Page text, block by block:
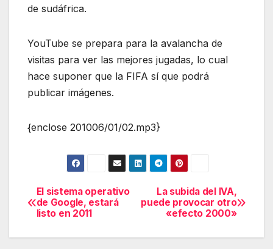
de sudáfrica.
YouTube se prepara para la avalancha de
visitas para ver las mejores jugadas, lo cual
hace suponer que la FIFA sí que podrá
publicar imágenes.
{enclose 201006/01/02.mp3}
Navegación
de
La subida del IVA,
puede provocar otro
«efecto 2000»
El sistema operativo
de Google, estará
listo en 2011